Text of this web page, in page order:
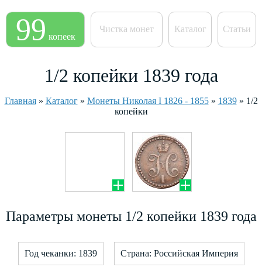
99 копеек
Чистка монет Каталог Статьи
1/2 копейки 1839 года
Главная» Каталог» Монеты Николая I 1826 - 1855» 1839» 1/2
копейки
Параметры монеты 1/2 копейки 1839 года
Год чеканки: 1839 Страна: Российская Империя